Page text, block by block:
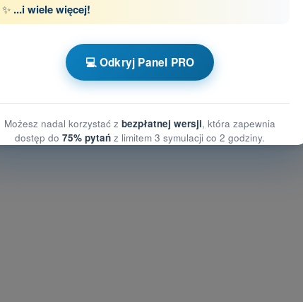
czasowym Dron STS - świadectwo
✨ ...i wiele więcej!
💻 Odkryj Panel PRO
Możesz nadal korzystać z bezpłatnej wersji, która zapewnia
dostęp do 75% pytań z limitem 3 symulacji co 2 godziny.